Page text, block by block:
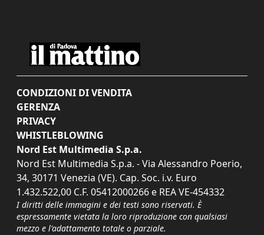
CONDIZIONI DI VENDITA
GERENZA
PRIVACY
WHISTLEBLOWING
Nord Est Multimedia S.p.a.
Nord Est Multimedia S.p.a. - Via Alessandro Poerio,
34, 30171 Venezia (VE). Cap. Soc. i.v. Euro
1.432.522,00 C.F. 05412000266 e REA VE-454332
I diritti delle immagini e dei testi sono riservati. È
espressamente vietata la loro riproduzione con qualsiasi
mezzo e l'adattamento totale o parziale.